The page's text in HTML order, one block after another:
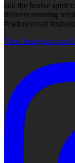
add the festive spirit
delivers stunning
#cadencecraft
View Instagram post